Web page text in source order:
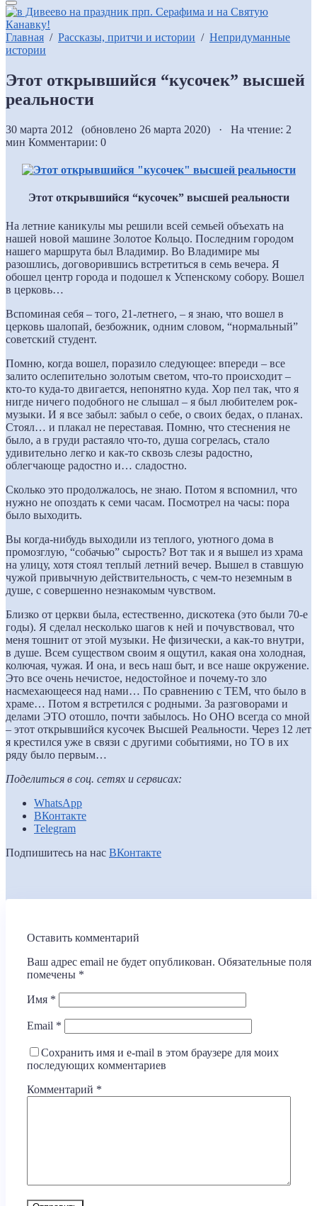
Главная / Рассказы, притчи и истории / Непридуманные
истории
Этот открывшийся “кусочек” высшей
реальности
30 марта 2012 (обновлено 26 марта 2020) · На чтение: 2
мин Комментарии: 0
Этот открывшийся “кусочек” высшей реальности
На летние каникулы мы решили всей семьей объехать на
нашей новой машине Золотое Кольцо. Последним городом
нашего маршрута был Владимир. Во Владимире мы
разошлись, договорившись встретиться в семь вечера. Я
обошел центр города и подошел к Успенскому собору. Вошел
в церковь…
Вспоминая себя – того, 21-летнего, – я знаю, что вошел в
церковь шалопай, безбожник, одним словом, “нормальный”
советский студент.
Помню, когда вошел, поразило следующее: впереди – все
залито ослепительно золотым светом, что-то происходит –
кто-то куда-то двигается, непонятно куда. Хор пел так, что я
нигде ничего подобного не слышал – я был любителем рок-
музыки. И я все забыл: забыл о себе, о своих бедах, о планах.
Стоял… и плакал не переставая. Помню, что стеснения не
было, а в груди растаяло что-то, душа согрелась, стало
удивительно легко и как-то сквозь слезы радостно,
облегчающе радостно и… сладостно.
Сколько это продолжалось, не знаю. Потом я вспомнил, что
нужно не опоздать к семи часам. Посмотрел на часы: пора
было выходить.
Вы когда-нибудь выходили из теплого, уютного дома в
промозглую, “собачью” сырость? Вот так и я вышел из храма
на улицу, хотя стоял теплый летний вечер. Вышел в ставшую
чужой привычную действительность, с чем-то неземным в
душе, с совершенно незнакомым чувством.
Близко от церкви была, естественно, дискотека (это были 70-е
годы). Я сделал несколько шагов к ней и почувствовал, что
меня тошнит от этой музыки. Не физически, а как-то внутри,
в душе. Всем существом своим я ощутил, какая она холодная,
колючая, чужая. И она, и весь наш быт, и все наше окружение.
Это все очень нечистое, недостойное и почему-то зло
насмехающееся над нами… По сравнению с ТЕМ, что было в
храме… Потом я встретился с родными. За разговорами и
делами ЭТО отошло, почти забылось. Но ОНО всегда со мной
– этот открывшийся кусочек Высшей Реальности. Через 12 лет
я крестился уже в связи с другими событиями, но ТО в их
ряду было первым…
Поделиться в соц. сетях и сервисах:
WhatsApp
ВКонтакте
Telegram
Подпишитесь на нас ВКонтакте
Оставить комментарий
Ваш адрес email не будет опубликован. Обязательные поля
помечены *
Имя *
Email *
Сохранить имя и e-mail в этом браузере для моих
последующих комментариев
Комментарий *